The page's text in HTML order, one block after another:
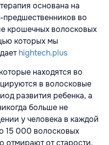
основана на
во
крошечных волосковых
которых мы
hightech.plus
находятся во
в волосковые
развития ребенка, а
больше не
у человека в каждой
15 000 волосковых